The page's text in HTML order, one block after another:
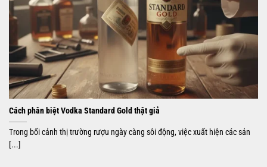
Cách phân biệt Vodka Standard Gold thật giả
Trong bối cảnh thị trường rượu ngày càng sôi động, việc xuất hiện các sản
[...]